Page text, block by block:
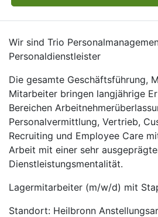
Wir sind Trio
Personaldienstleister
Die gesamte Geschäftsführung,
Mitarbeiter bringen langjährige
Bereichen
Personalvermittlung, Vertrieb,
Recruiting und Employee Care
Arbeit mit einer sehr
Dienstleistungsmentalität.
Lagermitarbeiter (m/w/d) mit
Standort: Heilbronn